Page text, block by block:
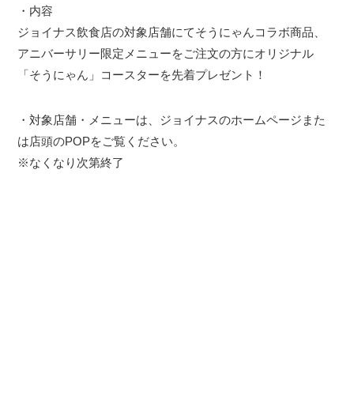
・内容
ジョイナス飲食店の対象店舗にてそうにゃんコラボ商品、
アニバーサリー限定メニューをご注文の方にオリジナル
「そうにゃん」コースターを先着プレゼント！
・対象店舗・メニューは、ジョイナスのホームページまた
は店頭のPOPをご覧ください。
※なくなり次第終了